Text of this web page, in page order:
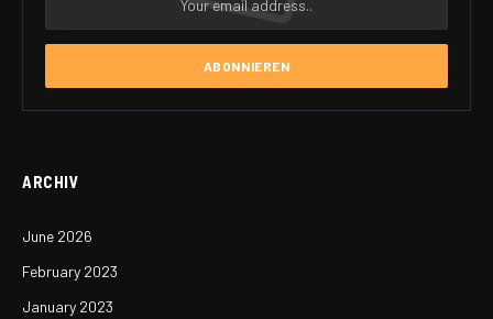
ARCHIV
June 2026
February 2023
January 2023